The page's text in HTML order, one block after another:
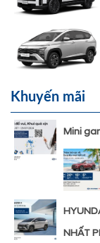
Khuyến mãi
Mini
NHẤT